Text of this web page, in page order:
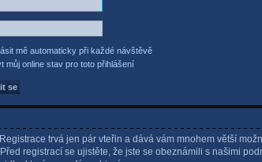
mě automaticky při každé návštěvě
můj online stav pro toto přihlášení
trvá jen pár vteřin a dává vám mnohem větší
registrací se ujistěte, že jste se obeznámili s našimi